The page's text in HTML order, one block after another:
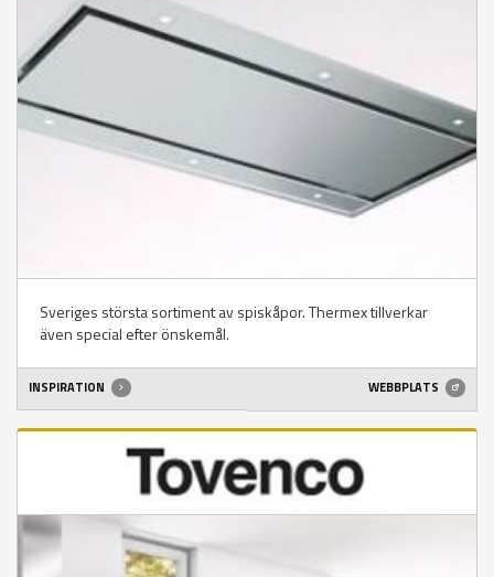
Sveriges största sortiment av spiskåpor. Thermex tillverkar
även special efter önskemål.
INSPIRATION WEBBPLATS